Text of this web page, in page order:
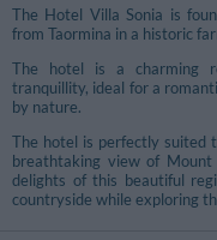
The Hotel Villa Sonia is
from Taormina in a historic
The hotel is a charming
tranquillity, ideal for a
by nature.
The hotel is perfectly suited
breathtaking view of
delights of this beautiful
countryside while exploring